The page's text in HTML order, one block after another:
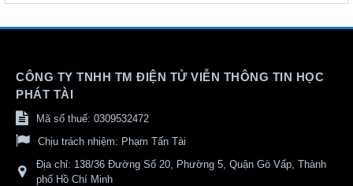
CÔNG TY TNHH TM ĐIỆN TỬ VIỄN THÔNG TIN HỌC
PHÁT TÀI
Mã số thuế: 0309532472
Chịu trách nhiệm: Phạm Tấn Tài
Địa chỉ: 138/36 Đường Số 20, Phường 5, Quận Gò Vấp, Thành
phố Hồ Chí Minh